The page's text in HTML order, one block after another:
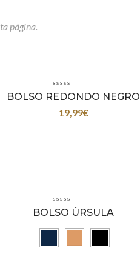
página.
BOLSO REDONDO NEGRO
19,99€
BOLSO ÚRSULA